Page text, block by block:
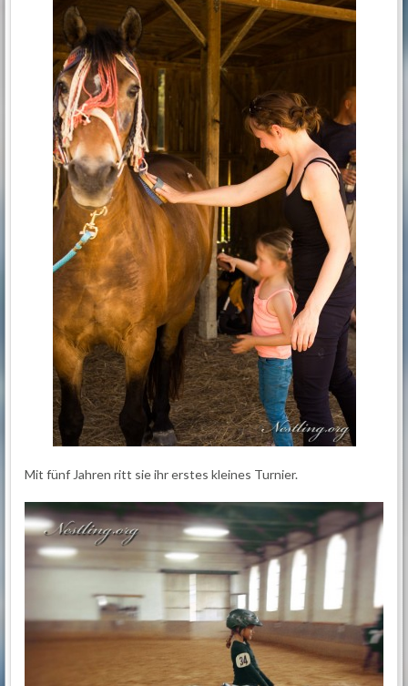
Mit fünf Jahren ritt sie ihr erstes kleines Turnier.